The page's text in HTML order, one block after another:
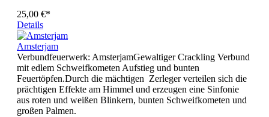
25,00 €*
Details
Amsterjam
Verbundfeuerwerk: AmsterjamGewaltiger Crackling Verbund
mit edlem Schweifkometen Aufstieg und bunten
Feuertöpfen.Durch die mächtigen Zerleger verteilen sich die
prächtigen Effekte am Himmel und erzeugen eine Sinfonie
aus roten und weißen Blinkern, bunten Schweifkometen und
großen Palmen.